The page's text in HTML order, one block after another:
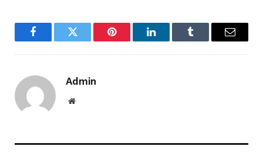
FacebookTwitter Pinterest LinkedInTumblr Email
Admin
Website